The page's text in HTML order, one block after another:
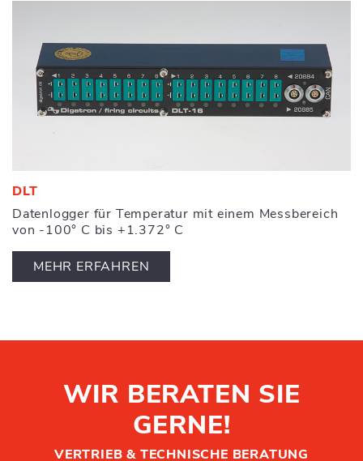
DLT
Datenlogger für Temperatur mit einem Messbereich
von -100° C bis +1.372° C
MEHR ERFAHREN
WIR BERATEN SIE
GERNE!
VERTRIEB & TECHNISCHE BERATUNG